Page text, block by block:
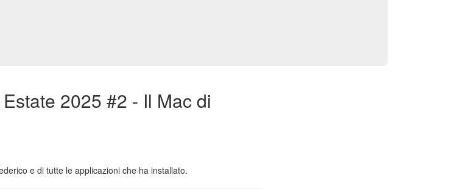
2025 #2 - Il Mac di
e di tutte le applicazioni che ha installato.